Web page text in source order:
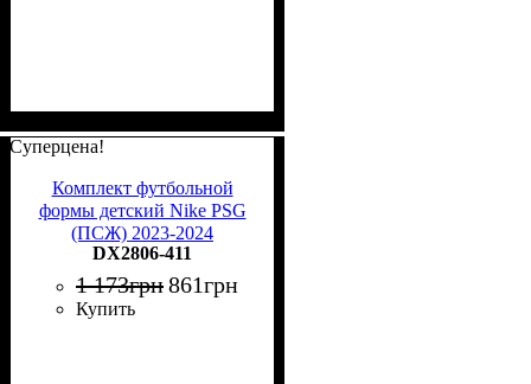
Суперцена!
Комплект футбольной
формы детский Nike PSG
(ПСЖ) 2023-2024
домашний темно-сине-
красный DX2806-411
DX2806-411
1 173грн861грн
Купить